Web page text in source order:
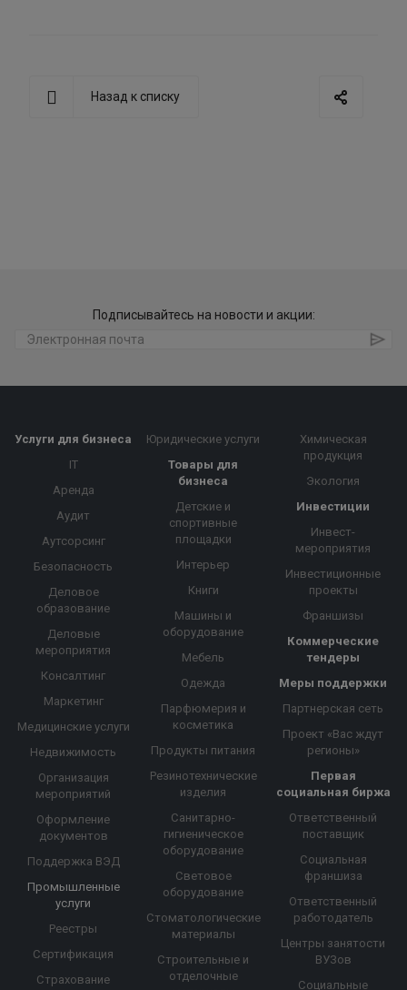
Назад к списку
Подписывайтесь на новости и акции:
Услуги для бизнеса
IT
Аренда
Аудит
Аутсорсинг
Безопасность
Деловое
образование
Деловые
мероприятия
Консалтинг
Маркетинг
Медицинские услуги
Недвижимость
Организация
мероприятий
Оформление
документов
Поддержка ВЭД
Промышленные
услуги
Реестры
Сертификация
Страхование
Юридические услуги
Товары для
бизнеса
Детские и
спортивные
площадки
Интерьер
Книги
Машины и
оборудование
Мебель
Одежда
Парфюмерия и
косметика
Продукты питания
Резинотехнические
изделия
Санитарно-
гигиеническое
оборудование
Световое
оборудование
Стоматологические
материалы
Строительные и
отделочные
Химическая
продукция
Экология
Инвестиции
Инвест-
мероприятия
Инвестиционные
проекты
Франшизы
Коммерческие
тендеры
Меры поддержки
Партнерская сеть
Проект «Вас ждут
регионы»
Первая
социальная биржа
Ответственный
поставщик
Социальная
франшиза
Ответственный
работодатель
Центры занятости
ВУЗов
Социальные